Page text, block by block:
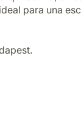
para una